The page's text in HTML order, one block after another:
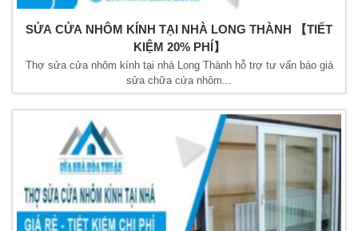
SỬA CỬA NHÔM KÍNH TẠI NHÀ LONG THÀNH 【TIẾT
KIỆM 20% PHÍ】
Thợ sửa cửa nhôm kính tại nhà Long Thành hỗ trợ tư vấn báo giá
sửa chữa cửa nhôm...